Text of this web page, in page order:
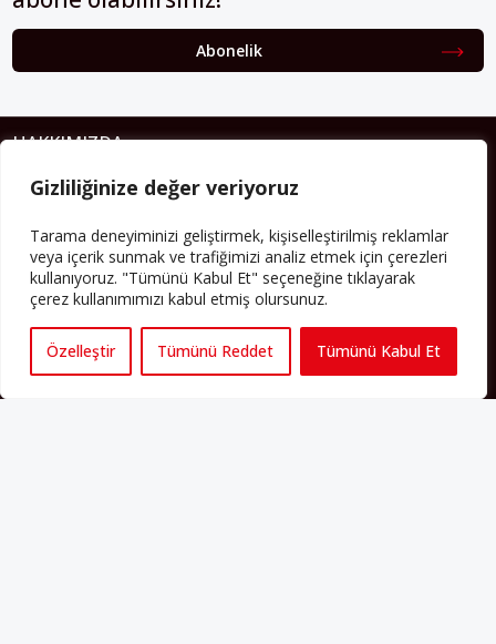
Gizliliğinize değer veriyoruz
Tarama deneyiminizi geliştirmek, kişiselleştirilmiş reklamlar
veya içerik sunmak ve trafiğimizi analiz etmek için çerezleri
kullanıyoruz. "Tümünü Kabul Et" seçeneğine tıklayarak
çerez kullanımımızı kabul etmiş olursunuz.
Özelleştir Tümünü Reddet Tümünü Kabul Et
Abonelik
HAKKIMIZDA
Avrupa’ya işçi göçü yarım asrı ardında bırakırken Müslümanlar da
“aidiyet”, “İslam” ve “Avrupa” gibi birçok kavramın çift taraflı olarak
sorgulanmasına neden oldu. Avrupa’da yerleşik bir Müslüman
cemaatin oluşması, hem yerleşik kültür ve siyasi düzen için, hem
de Müslümanlar için yeni sorulara da kapı araladı.
Yazının devamı